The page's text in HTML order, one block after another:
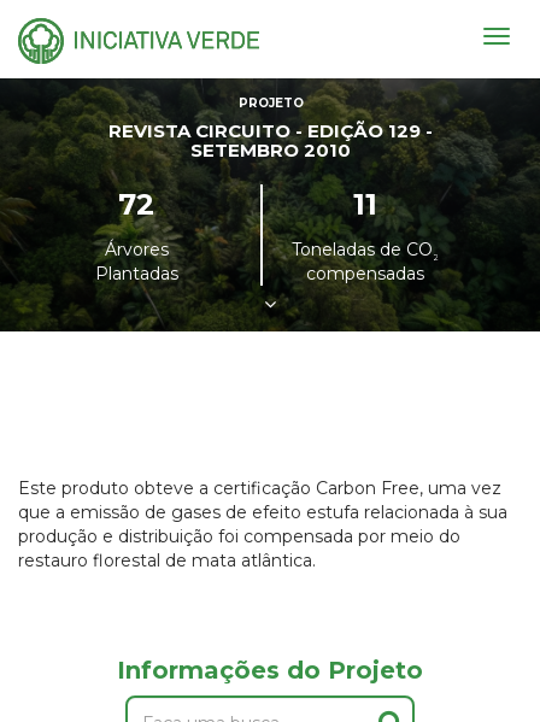
PROJETO
REVISTA CIRCUITO - EDIÇÃO 129 -
SETEMBRO 2010
72
Árvores
Plantadas
11
Toneladas de CO²
compensadas
Este produto obteve a certificação Carbon Free, uma vez
que a emissão de gases de efeito estufa relacionada à sua
produção e distribuição foi compensada por meio do
restauro florestal de mata atlântica.
Informações do Projeto